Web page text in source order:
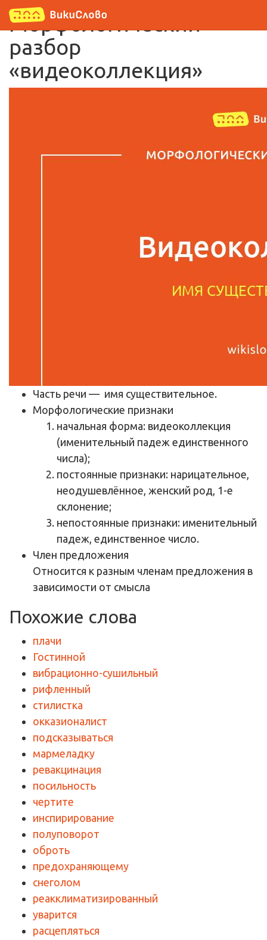
Морфологический
разбор
«видеоколлекция»
Часть речи — имя существительное.
Морфологические признаки
начальная форма: видеоколлекция
(именительный падеж единственного
числа);
постоянные признаки: нарицательное,
неодушевлённое, женский род, 1-е
склонение;
непостоянные признаки: именительный
падеж, единственное число.
Член предложения
Относится к разным членам предложения в
зависимости от смысла
Похожие слова
плачи
Гостинной
вибрационно-сушильный
рифленный
стилистка
окказионалист
подсказываться
мармеладку
ревакцинация
посильность
чертите
инспирирование
полуповорот
оброть
предохраняющему
снеголом
реакклиматизированный
уварится
расцепляться